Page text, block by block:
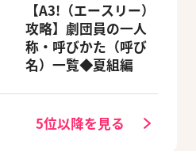
【A3!（エースリー）
攻略】劇団員の一人
称・呼びかた（呼び
名）一覧◆夏組編
5位以降を見る